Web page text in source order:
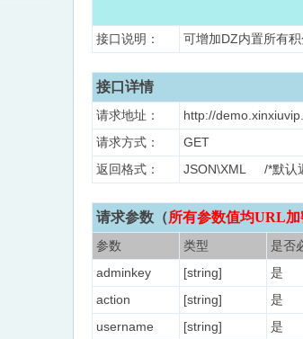
接口说明： 可增加DZ内置所有积
接口详情
请求地址：
http://
请求方式：
GET
返回格式：
JSON\XML /*默认
请求参数（所有参数值均URL
参数 类型 是否
adminkey
[string] 是
action
[string] 是
username
[string] 是